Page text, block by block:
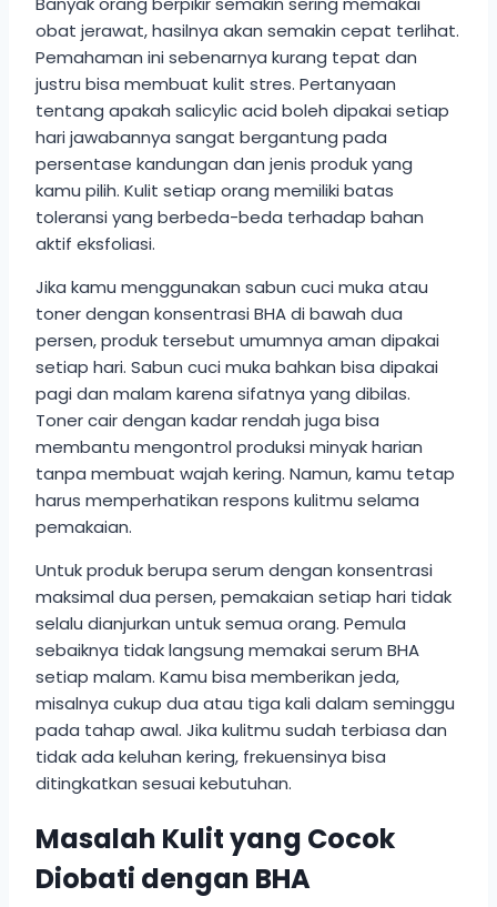
obat jerawat, hasilnya akan semakin cepat terlihat.
Pemahaman ini sebenarnya kurang tepat dan
justru bisa membuat kulit stres. Pertanyaan
tentang apakah salicylic acid boleh dipakai setiap
hari jawabannya sangat bergantung pada
persentase kandungan dan jenis produk yang
kamu pilih. Kulit setiap orang memiliki batas
toleransi yang berbeda-beda terhadap bahan
aktif eksfoliasi.
Jika kamu menggunakan sabun cuci muka atau
toner dengan konsentrasi BHA di bawah dua
persen, produk tersebut umumnya aman dipakai
setiap hari. Sabun cuci muka bahkan bisa dipakai
pagi dan malam karena sifatnya yang dibilas.
Toner cair dengan kadar rendah juga bisa
membantu mengontrol produksi minyak harian
tanpa membuat wajah kering. Namun, kamu tetap
harus memperhatikan respons kulitmu selama
pemakaian.
Untuk produk berupa serum dengan konsentrasi
maksimal dua persen, pemakaian setiap hari tidak
selalu dianjurkan untuk semua orang. Pemula
sebaiknya tidak langsung memakai serum BHA
setiap malam. Kamu bisa memberikan jeda,
misalnya cukup dua atau tiga kali dalam seminggu
pada tahap awal. Jika kulitmu sudah terbiasa dan
tidak ada keluhan kering, frekuensinya bisa
ditingkatkan sesuai kebutuhan.
Masalah Kulit yang Cocok
Diobati dengan BHA